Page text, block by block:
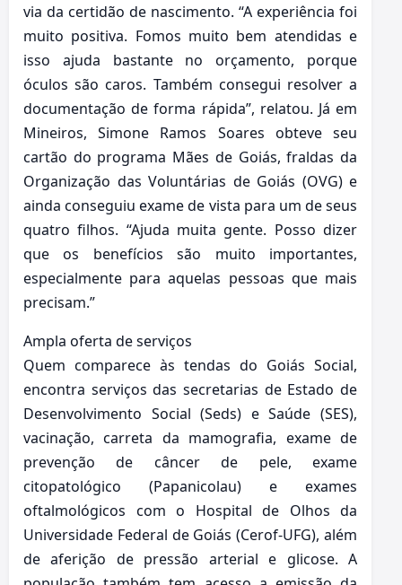
via da certidão de nascimento. “A experiência foi
muito positiva. Fomos muito bem atendidas e
isso ajuda bastante no orçamento, porque
óculos são caros. Também consegui resolver a
documentação de forma rápida”, relatou. Já em
Mineiros, Simone Ramos Soares obteve seu
cartão do programa Mães de Goiás, fraldas da
Organização das Voluntárias de Goiás (OVG) e
ainda conseguiu exame de vista para um de seus
quatro filhos. “Ajuda muita gente. Posso dizer
que os benefícios são muito importantes,
especialmente para aquelas pessoas que mais
precisam.”
Ampla oferta de serviços
Quem comparece às tendas do Goiás Social,
encontra serviços das secretarias de Estado de
Desenvolvimento Social (Seds) e Saúde (SES),
vacinação, carreta da mamografia, exame de
prevenção de câncer de pele, exame
citopatológico (Papanicolau) e exames
oftalmológicos com o Hospital de Olhos da
Universidade Federal de Goiás (Cerof-UFG), além
de aferição de pressão arterial e glicose. A